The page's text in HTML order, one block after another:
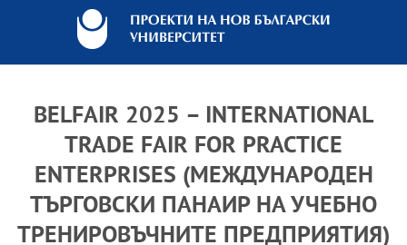
BELFAIR 2025 – INTERNATIONAL
TRADE FAIR FOR PRACTICE
ENTERPRISES (МЕЖДУНАРОДЕН
ТЪРГОВСКИ ПАНАИР НА УЧЕБНО
ТРЕНИРОВЪЧНИТЕ ПРЕДПРИЯТИЯ)